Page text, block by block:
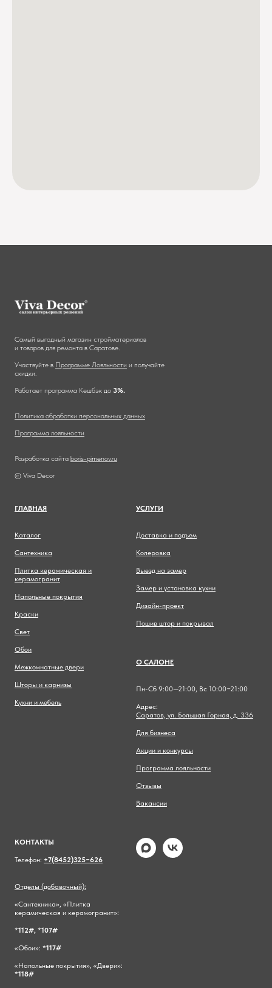
Самый выгодный магазин стройматериалов
и товаров для ремонта в Саратове.
Участвуйте в Программе Лояльности и получайте
скидки.
Работает программа Кешбэк до 3%.
Политика обработки персональных данных
Программа лояльности
Разработка сайта boris-pimenov.ru
© Viva Decor
ГЛАВНАЯ
Каталог
Сантехника
Плитка керамическая и
керамогранит
Напольные покрытия
Краски
Свет
Обои
Межкомнатные двери
Шторы и карнизы
Кухни и мебель
УСЛУГИ
Доставка и подъем
Колеровка
Выезд на замер
Замер и установка кухни
Дизайн-проект
Пошив штор и покрывал
О САЛОНЕ
Пн-Сб 9:00—21:00, Вс 10:00−21:00
Адрес:
Саратов, ул. Большая Горная, д. 336
Для бизнеса
Акции и конкурсы
Программа лояльности
Отзывы
Вакансии
КОНТАКТЫ
Телефон: +7(8452)325−626
Отделы (добавочный):
«Сантехника», «Плитка
керамическая и керамогранит»:
*112#, *107#
«Обои»: *117#
«Напольные покрытия», «Двери»:
*118#